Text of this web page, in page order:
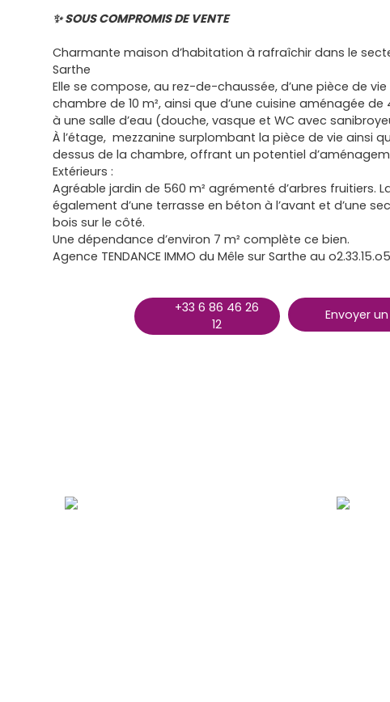
✨ SOUS COMPROMIS DE VENTE
Charmante maison d’habitation à rafraîchir dans le
Sarthe
Elle se compose, au rez-de-chaussée, d’une pièce de vie
chambre de 10 m², ainsi que d’une cuisine aménagée
à une salle d’eau (douche, vasque et WC avec
À l’étage, mezzanine surplombant la pièce de vie ainsi
dessus de la chambre, offrant un potentiel
Extérieurs :
Agréable jardin de 560 m² agrémenté d’arbres fruitiers.
également d’une terrasse en béton à l’avant et d’une
bois sur le côté.
Une dépendance d’environ 7 m² complète ce bien.
Agence TENDANCE IMMO du Mêle sur Sarthe au
+33 6 86 46 26
12
Envoyer